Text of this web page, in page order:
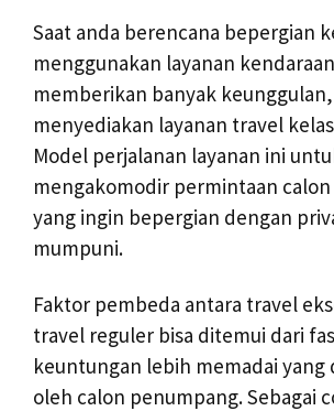
Saat anda berencana bepergian
menggunakan layanan
memberikan banyak
menyediakan layanan travel
Model perjalanan layanan ini
mengakomodir permintaan
yang ingin bepergian dengan
mumpuni.
Faktor pembeda antara travel
travel reguler bisa ditemui dari
keuntungan lebih memadai yang
oleh calon penumpang. Sebagai